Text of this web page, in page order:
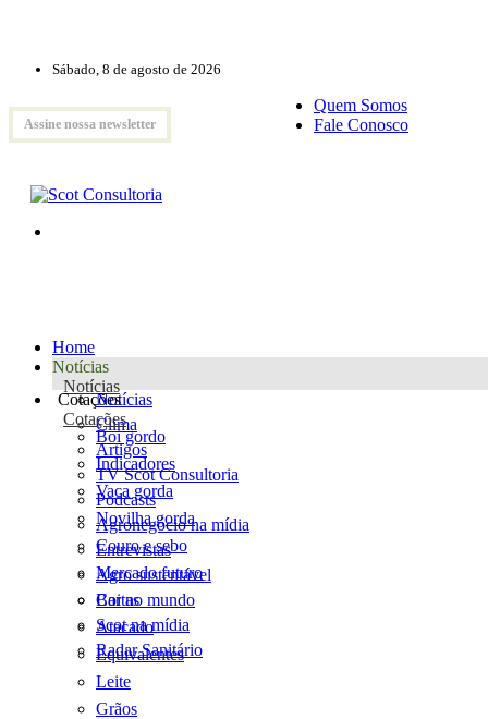
Sábado, 8 de agosto de 2026
Assine nossa newsletter
Quem Somos
Fale Conosco
Home
Notícias
Notícias
Notícias
Clima
Artigos
TV Scot Consultoria
Podcasts
Agronegócio na mídia
Entrevistas
Agro sustentável
Cartas
Scot na mídia
Radar Sanitário
Cotações
Cotações
Boi gordo
Indicadores
Vaca gorda
Novilha gorda
Couro e sebo
Mercado futuro
Boi no mundo
Atacado
Equivalentes
Leite
Grãos